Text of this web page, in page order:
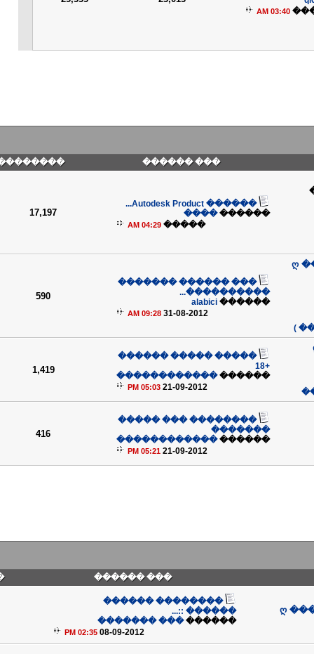
03:40 AM
��� ������
������ Autodesk Product...
������
����
�����
04:29 AM
17,197
ღ
��� ������ �������
����������...
������
alabici
31-08-2012
09:28 AM
590
����� ����� ������
+18
������
������������
21-09-2012
05:03 PM
1,419
�������� ��� �����
�������
������
������������
21-09-2012
05:21 PM
416
��� ������
ღ
�������� ������
������ ::...
������
��� �������
08-09-2012
02:35 PM